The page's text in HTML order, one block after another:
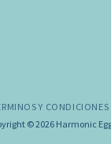
Y CONDICIONES
© 2026 Harmonic